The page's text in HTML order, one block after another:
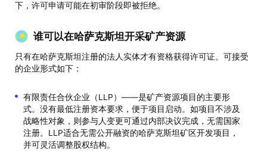
下，许可申请可能在初审阶段即被拒绝。
谁可以在哈萨克斯坦开采矿产资源
只有在哈萨克斯坦注册的法人实体才有资格获得许可证。可接受
的企业形式如下：
有限责任合伙企业（LLP）——是矿产资源项目的主要形
式。没有最低注册资本要求，便于项目启动。如项目不涉及
战略性对象，则参与人变更可通过内部决议完成，无需国家
注册。LLP适合无需公开融资的哈萨克斯坦矿区开发项目，
并可灵活调整股权结构。